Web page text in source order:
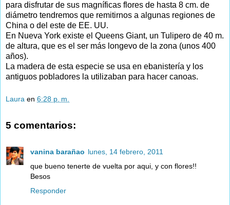
para disfrutar de sus magníficas flores de hasta 8 cm. de
diámetro tendremos que remitirnos a algunas regiones de
China o del este de EE. UU.
En Nueva York existe el Queens Giant, un Tulipero de 40 m.
de altura, que es el ser más longevo de la zona (unos 400
años).
La madera de esta especie se usa en ebanistería y los
antiguos pobladores la utilizaban para hacer canoas.
Laura en 6:28 p. m.
5 comentarios:
vanina barañao lunes, 14 febrero, 2011
que bueno tenerte de vuelta por aqui, y con flores!!
Besos
Responder